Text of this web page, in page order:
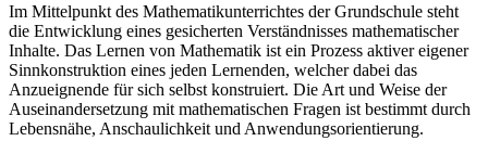
Im Mittelpunkt des Mathematikunterrichtes der Grundschule steht
die Entwicklung eines gesicherten Verständnisses mathematischer
Inhalte. Das Lernen von Mathematik ist ein Prozess aktiver eigener
Sinnkonstruktion eines jeden Lernenden, welcher dabei das
Anzueignende für sich selbst konstruiert. Die Art und Weise der
Auseinandersetzung mit mathematischen Fragen ist bestimmt durch
Lebensnähe, Anschaulichkeit und Anwendungsorientierung.